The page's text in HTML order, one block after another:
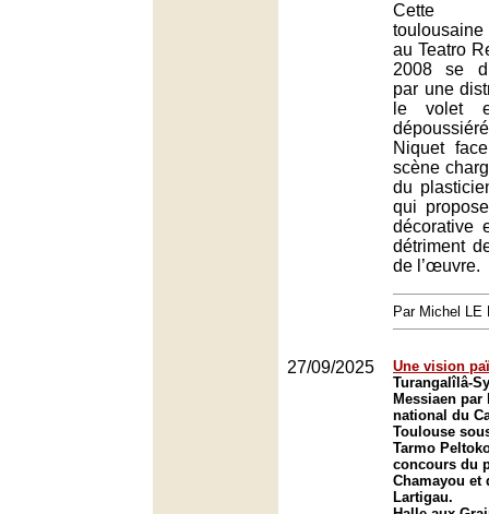
Cette
au Teatro
2008 se
par une
le volet
Niquet
scène
du
qui
décorative
détriment
de l’œuvre.
Par Michel LE
27/09/2025
Une vision
Turangalîlâ-
Messiaen par
national du
Toulouse
Tarmo
concours du
Chamayou et
Lartigau.